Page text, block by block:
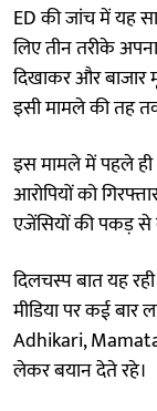
ED की जांच में यह
लिए तीन तरीके
दिखाकर और
इसी मामले की तह
इस मामले में पहले
आरोपियों को
एजेंसियों की पकड़ से
दिलचस्प बात यह
मीडिया पर कई
Adhikari,
लेकर बयान देते रहे।